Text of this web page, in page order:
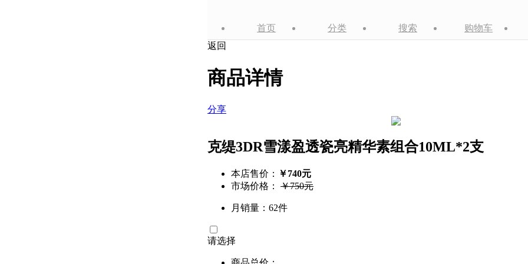
首页 分类 搜索
购物车
返回
商品详情
分享
克缇3DR雪漾盈透瓷亮精华素组合10ML*2支
本店售价： ￥740元
市场价格： ￥750元
月销量：62件
请选择